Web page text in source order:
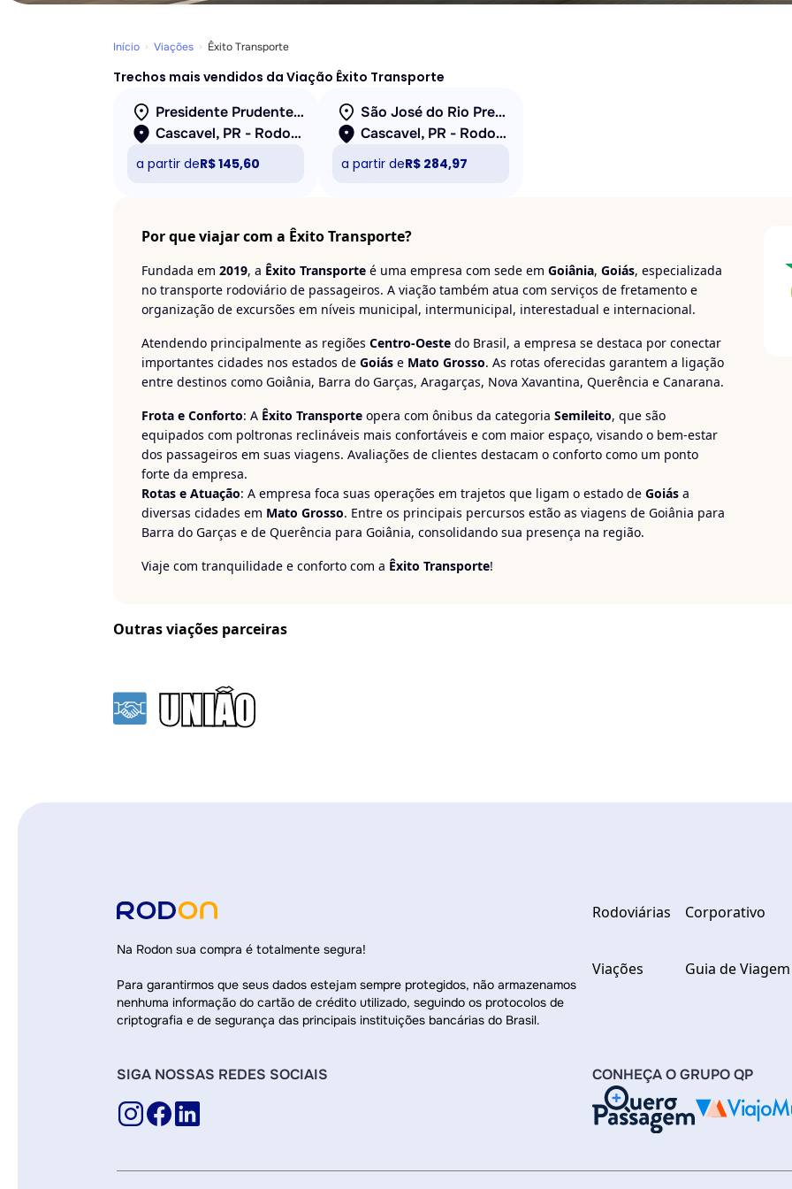
Início Viações Êxito Transporte
Trechos mais vendidos da Viação Êxito Transporte
Presidente Prudente, SP - Rodoviária
Cascavel, PR - Rodoviária
a partir deR$ 145,60
São José do Rio Preto, SP - Terminal Gov. Laudo Natel
Cascavel, PR - Rodoviária
a partir deR$ 284,97
Por que viajar com a Êxito Transporte?
Fundada em 2019, a Êxito Transporte é uma empresa com sede em Goiânia, Goiás, especializada
no transporte rodoviário de passageiros. A viação também atua com serviços de fretamento e
organização de excursões em níveis municipal, intermunicipal, interestadual e internacional.
Atendendo principalmente as regiões Centro-Oeste do Brasil, a empresa se destaca por conectar
importantes cidades nos estados de Goiás e Mato Grosso. As rotas oferecidas garantem a ligação
entre destinos como Goiânia, Barra do Garças, Aragarças, Nova Xavantina, Querência e Canarana.
Frota e Conforto: A Êxito Transporte opera com ônibus da categoria Semileito, que são
equipados com poltronas reclináveis mais confortáveis e com maior espaço, visando o bem-estar
dos passageiros em suas viagens. Avaliações de clientes destacam o conforto como um ponto
forte da empresa.
Rotas e Atuação: A empresa foca suas operações em trajetos que ligam o estado de Goiás a
diversas cidades em Mato Grosso. Entre os principais percursos estão as viagens de Goiânia para
Barra do Garças e de Querência para Goiânia, consolidando sua presença na região.
Viaje com tranquilidade e conforto com a Êxito Transporte!
Outras viações parceiras
Na Rodon sua compra é totalmente segura!
Para garantirmos que seus dados estejam sempre protegidos, não armazenamos
nenhuma informação do cartão de crédito utilizado, seguindo os protocolos de
criptografia e de segurança das principais instituições bancárias do Brasil.
Rodoviárias
Viações
Corporativo
Guia de Viagem
CONHEÇA O GRUPO QP
SIGA NOSSAS REDES SOCIAIS